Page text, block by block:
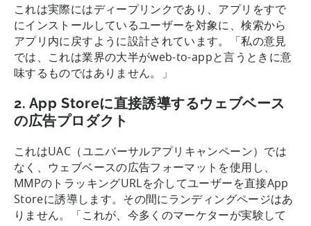
これは実際にはディープリンクであり、アプリをすで
にインストールしているユーザーを対象に、検索から
アプリ内に戻すように設計されています。「私の意見
では、これは業界の大半がweb-to-appと言うときに意
味するものではありません。」
2. App Storeに直接誘導するウェブベース
の広告プロダクト
これはUAC（ユニバーサルアプリキャンペーン）では
なく、ウェブベースの広告フォーマットを使用し、
MMPのトラッキングURLを介してユーザーを直接App
Storeに誘導します。その間にランディングページはあ
りません。「これが、今多くのマーケターが実験して